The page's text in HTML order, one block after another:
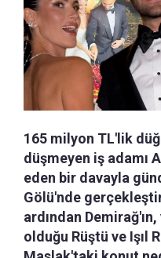
165 milyon TL'lik
düşmeyen iş adamı
eden bir davayla
Gölü'nde
ardından Demirağ'ın,
olduğu Rüştü ve Işıl